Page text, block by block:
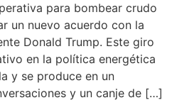
para bombear crudo
un nuevo acuerdo con la
Donald Trump. Este giro
en la política energética
y se produce en un
y un canje de […]